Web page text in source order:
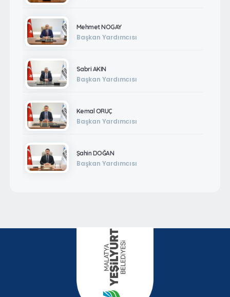
Mehmet NOGAY
Başkan Yardımcısı
Sabri AKIN
Başkan Yardımcısı
Kemal ORUÇ
Başkan Yardımcısı
Şahin DOĞAN
Başkan Yardımcısı